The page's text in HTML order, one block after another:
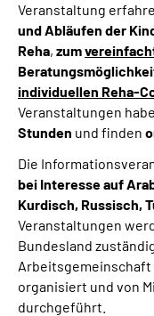
Veranstaltung
und Abläufen der
Reha, zum
individuellen Reha-
Veranstaltungen
Stunden und finden
Die
bei Interesse auf
Kurdisch, Russisch,
Veranstaltungen
Bundesland
organisiert und von
durchgeführt.